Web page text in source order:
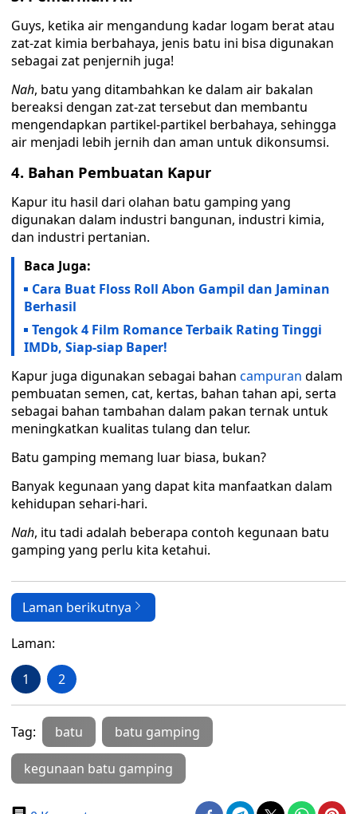
Guys, ketika air mengandung kadar logam berat atau
zat-zat kimia berbahaya, jenis batu ini bisa digunakan
sebagai zat penjernih juga!
Nah, batu yang ditambahkan ke dalam air bakalan
bereaksi dengan zat-zat tersebut dan membantu
mengendapkan partikel-partikel berbahaya, sehingga
air menjadi lebih jernih dan aman untuk dikonsumsi.
4. Bahan Pembuatan Kapur
Kapur itu hasil dari olahan batu gamping yang
digunakan dalam industri bangunan, industri kimia,
dan industri pertanian.
Baca Juga:
Cara Buat Floss Roll Abon Gampil dan Jaminan
Berhasil
Tengok 4 Film Romance Terbaik Rating Tinggi
IMDb, Siap-siap Baper!
Kapur juga digunakan sebagai bahan campuran dalam
pembuatan semen, cat, kertas, bahan tahan api, serta
sebagai bahan tambahan dalam pakan ternak untuk
meningkatkan kualitas tulang dan telur.
Batu gamping memang luar biasa, bukan?
Banyak kegunaan yang dapat kita manfaatkan dalam
kehidupan sehari-hari.
Nah, itu tadi adalah beberapa contoh kegunaan batu
gamping yang perlu kita ketahui.
Laman berikutnya
Laman:
1 2
Tag: batu batu gamping
kegunaan batu gamping